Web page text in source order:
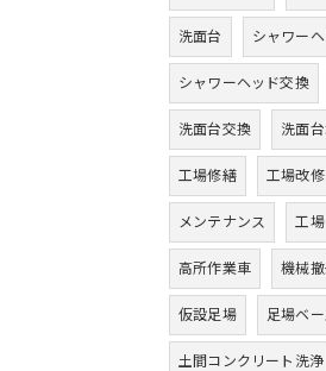
洗面台 シャワー
シャワーヘッド交換
洗面台交換 洗面
工場修繕 工場改修
メンテナンス 工場
高所作業車 機械
仮設足場 足場ベ
土間コンクリート洗浄